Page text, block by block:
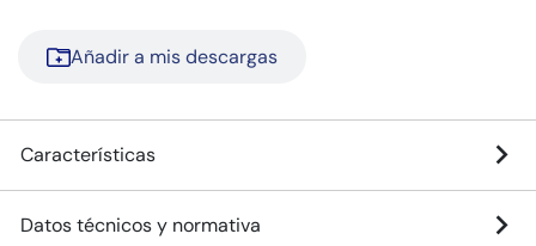
Añadir a mis descargas
Características
Datos técnicos y normativa